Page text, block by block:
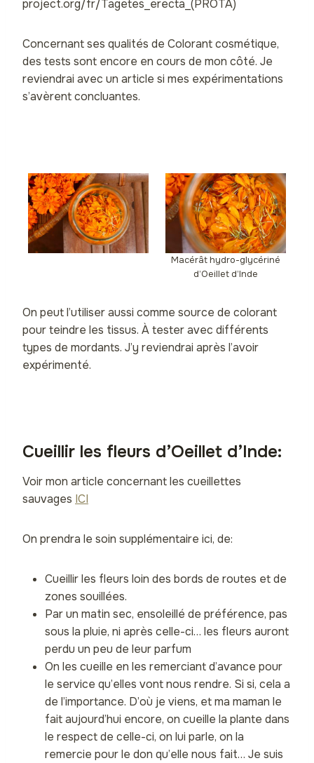
project.org/fr/Tagetes_erecta_(PROTA)
Concernant ses qualités de Colorant cosmétique,
des tests sont encore en cours de mon côté. Je
reviendrai avec un article si mes expérimentations
s’avèrent concluantes.
Macérât hydro-glycériné
d’Oeillet d’Inde
On peut l’utiliser aussi comme source de colorant
pour teindre les tissus. À tester avec différents
types de mordants. J’y reviendrai après l’avoir
expérimenté.
Cueillir les fleurs d’Oeillet d’Inde:
Voir mon article concernant les cueillettes
sauvages ICI
On prendra le soin supplémentaire ici, de:
Cueillir les fleurs loin des bords de routes et de
zones souillées.
Par un matin sec, ensoleillé de préférence, pas
sous la pluie, ni après celle-ci… les fleurs auront
perdu un peu de leur parfum
On les cueille en les remerciant d’avance pour
le service qu’elles vont nous rendre. Si si, cela a
de l’importance. D’où je viens, et ma maman le
fait aujourd’hui encore, on cueille la plante dans
le respect de celle-ci, on lui parle, on la
remercie pour le don qu’elle nous fait… Je suis